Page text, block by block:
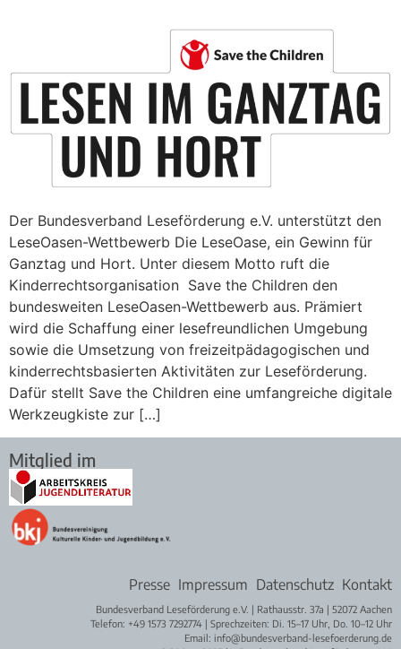
Der Bundesverband Leseförderung e.V. unterstützt den
LeseOasen-Wettbewerb Die LeseOase, ein Gewinn für
Ganztag und Hort. Unter diesem Motto ruft die
Kinderrechtsorganisation Save the Children den
bundesweiten LeseOasen-Wettbewerb aus. Prämiert
wird die Schaffung einer lesefreundlichen Umgebung
sowie die Umsetzung von freizeitpädagogischen und
kinderrechtsbasierten Aktivitäten zur Leseförderung.
Dafür stellt Save the Children eine umfangreiche digitale
Werkzeugkiste zur […]
Mitglied im
Presse Impressum Datenschutz Kontakt
Bundesverband Leseförderung e.V. | Rathausstr. 37a | 52072 Aachen
Telefon: +49 1573 7292774 | Sprechzeiten: Di. 15–17 Uhr, Do. 10–12 Uhr
Email: info@bundesverband-lesefoerderung.de